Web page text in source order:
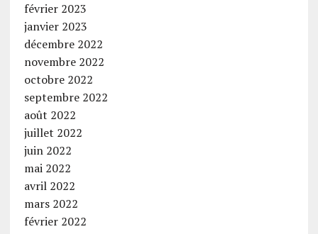
février 2023
janvier 2023
décembre 2022
novembre 2022
octobre 2022
septembre 2022
août 2022
juillet 2022
juin 2022
mai 2022
avril 2022
mars 2022
février 2022